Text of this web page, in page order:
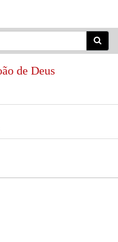
de Deus